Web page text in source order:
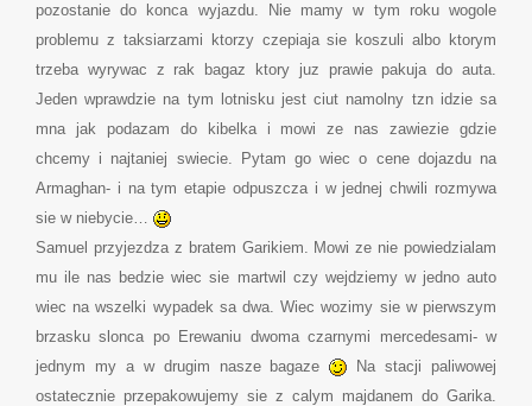
pozostanie do konca wyjazdu. Nie mamy w tym roku wogole
problemu z taksiarzami ktorzy czepiaja sie koszuli albo ktorym
trzeba wyrywac z rak bagaz ktory juz prawie pakuja do auta.
Jeden wprawdzie na tym lotnisku jest ciut namolny tzn idzie sa
mna jak podazam do kibelka i mowi ze nas zawiezie gdzie
chcemy i najtaniej swiecie. Pytam go wiec o cene dojazdu na
Armaghan- i na tym etapie odpuszcza i w jednej chwili rozmywa
sie w niebycie…
Samuel przyjezdza z bratem Garikiem. Mowi ze nie powiedzialam
mu ile nas bedzie wiec sie martwil czy wejdziemy w jedno auto
wiec na wszelki wypadek sa dwa. Wiec wozimy sie w pierwszym
brzasku slonca po Erewaniu dwoma czarnymi mercedesami- w
jednym my a w drugim nasze bagaze
Na stacji paliwowej
ostatecznie przepakowujemy sie z calym majdanem do Garika.